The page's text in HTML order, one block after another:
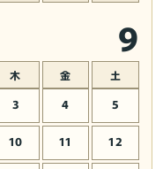
9
木 金 土
3 4 5
10 11 12